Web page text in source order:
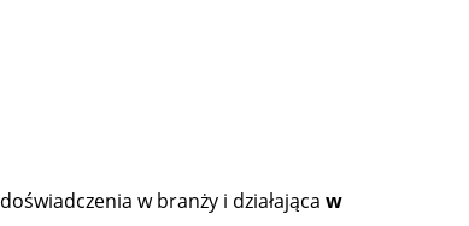
doświadczenia w branży i działająca w